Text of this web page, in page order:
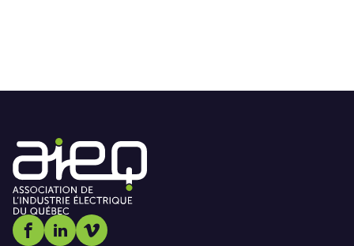
Social media link icon-facebook
Social media link icon-linkedin
Social media link icon-vimeo